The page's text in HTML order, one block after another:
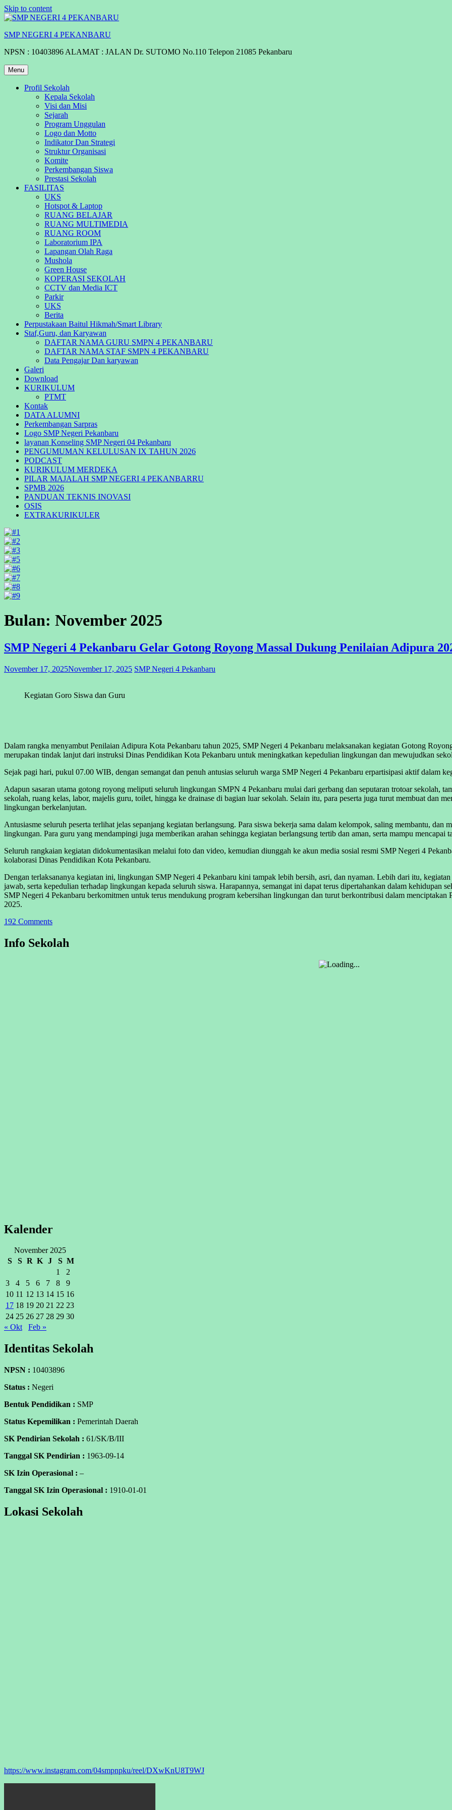
Skip to content
SMP NEGERI 4 PEKANBARU
NPSN : 10403896 ALAMAT : JALAN Dr. SUTOMO No.110 Telepon 21085 Pekanbaru
Menu
Profil Sekolah
Kepala Sekolah
Visi dan Misi
Sejarah
Program Unggulan
Logo dan Motto
Indikator Dan Strategi
Struktur Organisasi
Komite
Perkembangan Siswa
Prestasi Sekolah
FASILITAS
UKS
Hotspot & Laptop
RUANG BELAJAR
RUANG MULTIMEDIA
RUANG ROOM
Laboratorium IPA
Lapangan Olah Raga
Mushola
Green House
KOPERASI SEKOLAH
CCTV dan Media ICT
Parkir
UKS
Berita
Perpustakaan Baitul Hikmah/Smart Library
Staf,Guru, dan Karyawan
DAFTAR NAMA GURU SMPN 4 PEKANBARU
DAFTAR NAMA STAF SMPN 4 PEKANBARU
Data Pengajar Dan karyawan
Galeri
Download
KURIKULUM
PTMT
Kontak
DATA ALUMNI
Perkembangan Sarpras
Logo SMP Negeri Pekanbaru
layanan Konseling SMP Negeri 04 Pekanbaru
PENGUMUMAN KELULUSAN IX TAHUN 2026
PODCAST
KURIKULUM MERDEKA
PILAR MAJALAH SMP NEGERI 4 PEKANBARRU
SPMB 2026
PANDUAN TEKNIS INOVASI
OSIS
EXTRAKURIKULER
Bulan: November 2025
SMP Negeri 4 Pekanbaru Gelar Gotong Royong Massal Dukung Penilaian Adipura
November 17, 2025November 17, 2025 SMP Negeri 4 Pekanbaru
Kegiatan Goro Siswa dan Guru
Dalam rangka menyambut Penilaian Adipura Kota Pekanbaru tahun 2025, SMP Negeri 4 Pekanbaru melaksanakan kegiatan Gotong
merupakan tindak lanjut dari instruksi Dinas Pendidikan Kota Pekanbaru untuk meningkatkan kepedulian lingkungan dan mewujudkan
Sejak pagi hari, pukul 07.00 WIB, dengan semangat dan penuh antusias seluruh warga SMP Negeri 4 Pekanbaru erpartisipasi aktif dalam
Adapun sasaran utama gotong royong meliputi seluruh lingkungan SMPN 4 Pekanbaru mulai dari gerbang dan seputaran trotoar sekolah,
sekolah, ruang kelas, labor, majelis guru, toilet, hingga ke drainase di bagian luar sekolah. Selain itu, para peserta juga turut membuat dan
lingkungan berkelanjutan.
Antusiasme seluruh peserta terlihat jelas sepanjang kegiatan berlangsung. Para siswa bekerja sama dalam kelompok, saling membantu,
lingkungan. Para guru yang mendampingi juga memberikan arahan sehingga kegiatan berlangsung tertib dan aman, serta mampu mencapai
Seluruh rangkaian kegiatan didokumentasikan melalui foto dan video, kemudian diunggah ke akun media sosial resmi SMP Negeri 4
kolaborasi Dinas Pendidikan Kota Pekanbaru.
Dengan terlaksananya kegiatan ini, lingkungan SMP Negeri 4 Pekanbaru kini tampak lebih bersih, asri, dan nyaman. Lebih dari itu,
jawab, serta kepedulian terhadap lingkungan kepada seluruh siswa. Harapannya, semangat ini dapat terus dipertahankan dalam kehidupan
SMP Negeri 4 Pekanbaru berkomitmen untuk terus mendukung program kebersihan lingkungan dan turut berkontribusi dalam
2025.
192 Comments
Info Sekolah
Kalender
November 2025
S
S R K J S M
1
2
3
4 5 6 7 8
9
10 11 12 13 14 15 16
17 18 19 20 21 22 23
24 25 26 27 28 29 30
« Okt
Feb »
Identitas Sekolah
NPSN : 10403896
Status : Negeri
Bentuk Pendidikan : SMP
Status Kepemilikan : Pemerintah Daerah
SK Pendirian Sekolah : 61/SK/B/III
Tanggal SK Pendirian : 1963-09-14
SK Izin Operasional : –
Tanggal SK Izin Operasional : 1910-01-01
Lokasi Sekolah
https://www.instagram.com/04smpnpku/reel/DXwKnU8T9WJ